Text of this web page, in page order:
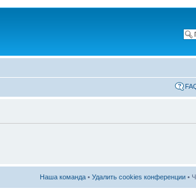
Наша команда • Удалить cookies конференции •